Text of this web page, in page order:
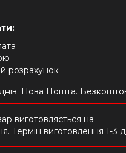
розрахунок
Нова Пошта.
виготовляється на
Термін виготовлення 1-3